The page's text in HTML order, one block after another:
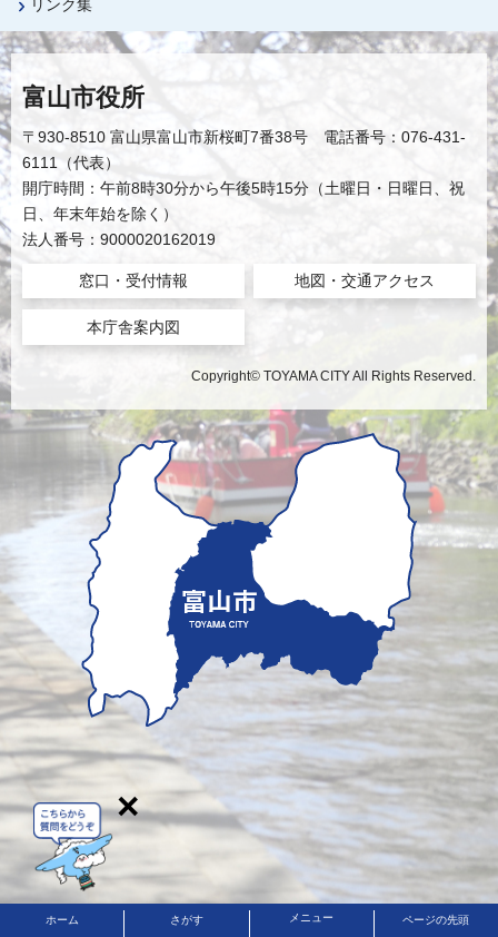
ホーム さがす メニュー ページの先頭
リンク集
富山市役所
〒930-8510 富山県富山市新桜町7番38号 電話番号：076-431-
6111（代表）
開庁時間：午前8時30分から午後5時15分（土曜日・日曜日、祝
日、年末年始を除く）
法人番号：9000020162019
窓口・受付情報 地図・交通アクセス
本庁舎案内図
Copyright© TOYAMA CITY All Rights Reserved.
×